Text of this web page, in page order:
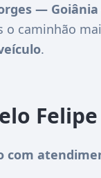
— Goiânia
caminhão
.
com